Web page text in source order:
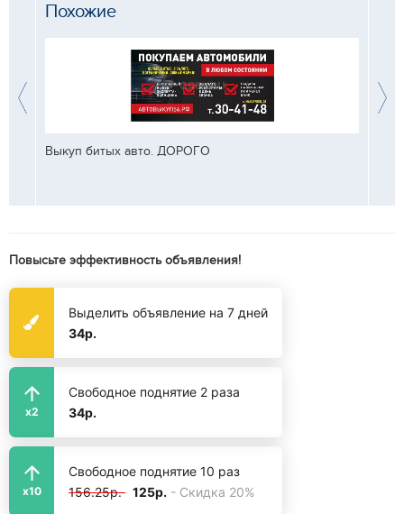
Похожие
Выкуп битых авто. ДОРОГО
Повысьте эффективность объявления!
Выделить объявление на 7 дней
34р.
x2
Свободное поднятие 2 раза
34р.
x10
Свободное поднятие 10 раз
156.25р. 125р. - Скидка 20%